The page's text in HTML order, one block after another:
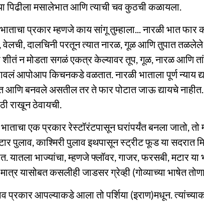
पिढीला मसालेभात आणि त्याची चव कुठची कळायला.
प्रकार म्हणजे काय सांगू तुम्हाला... नारळी भात
वेलची, दालचिनी परतून त्यात नारळ, गूळ आणि तुपात
शीतं न मोडता सगळं एकत्र केल्यावर तूप, गूळ, नारळ आणि
आपोआप किचनकडे वळतात. नारळी भाताला पूर्ण न्याय
आणि बनवले असतील तर ते फार पोटात जाऊ द्यायचे
राखून ठेवायची.
एक प्रकार रेस्टॉरंटपासून घरांपर्यंत बनला जातो,
पुलाव, काश्मिरी पुलाव इथपासून स्ट्रीट फूड या
यातला भाज्यांचा, म्हणजे फ्लॉवर, गाजर, फरसबी, मटार या
यासोबत कसलीही जाडसर ग्रेव्ही (गोव्याच्या भाषेत
प्रकार आपल्याकडे आला तो पर्शिया (इराण)मधून.